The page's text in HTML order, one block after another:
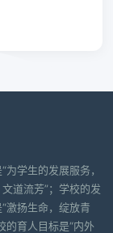
学生的发展服务，
道流芳”；学校的发
激扬生命，绽放青
的育人目标是“内外